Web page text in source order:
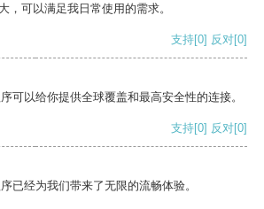
，可以满足我日常使用的需求。
支持[0] 反对[0]
可以给你提供全球覆盖和最高安全性的连接。
支持[0] 反对[0]
已经为我们带来了无限的流畅体验。